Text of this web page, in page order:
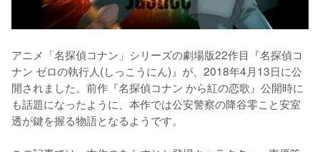
アニメ「名探偵コナン」シリーズの劇場版22作目『名探偵コ
ナン ゼロの執行人(しっこうにん)』が、2018年4月13日に公
開されました。前作『名探偵コナン から紅の恋歌』公開時に
も話題になったように、本作では公安警察の降谷零こと安室
透が鍵を握る物語となるようです。